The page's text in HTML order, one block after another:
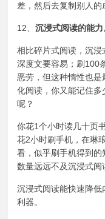
差，然后去复制别人的
12、沉浸式阅读的能力
相比碎片式阅读，沉
深度文要容易；刷100
恶劳，但这种惰性也
化阅读，你又能记住
呢？
你花1个小时读几十页
花2小时刷手机，在琳
看，似乎刷手机得到
数量远远不及沉浸式阅
沉浸式阅读能快速降
利器。